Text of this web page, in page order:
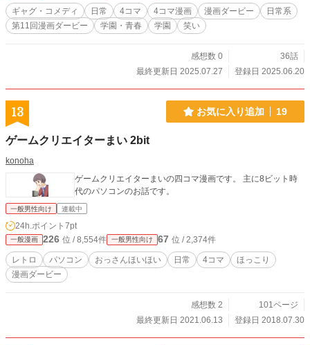
ギャグ・コメディ 日常 4コマ 4コマ漫画 漫画ダービー
日常系
第11回漫画ダービー
学園・青春 学園 笑い
感想数 0
36話
最終更新日 2025.07.27
登録日 2025.06.20
13 お気に入り追加 19
ゲームクリエイターまい 2bit
konoha
ゲームクリエイターまいの四コマ漫画です。 主に8ビット時
代のパソコンのお話です。
一般男性向け 連載中
24h.ポイント 7pt
一般漫画 226 位 / 8,554件 一般男性向け 67 位 / 2,374件
レトロ パソコン おっさんほいほい 日常 4コマ
ほっこり
漫画ダービー
感想数 2
101ページ
最終更新日 2021.06.13
登録日 2018.07.30